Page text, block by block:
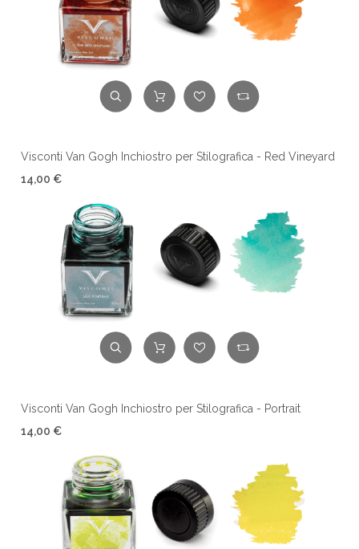
Visconti Van Gogh Inchiostro per Stilografica - Red Vineyard
14,00 €
Visconti Van Gogh Inchiostro per Stilografica - Portrait
14,00 €